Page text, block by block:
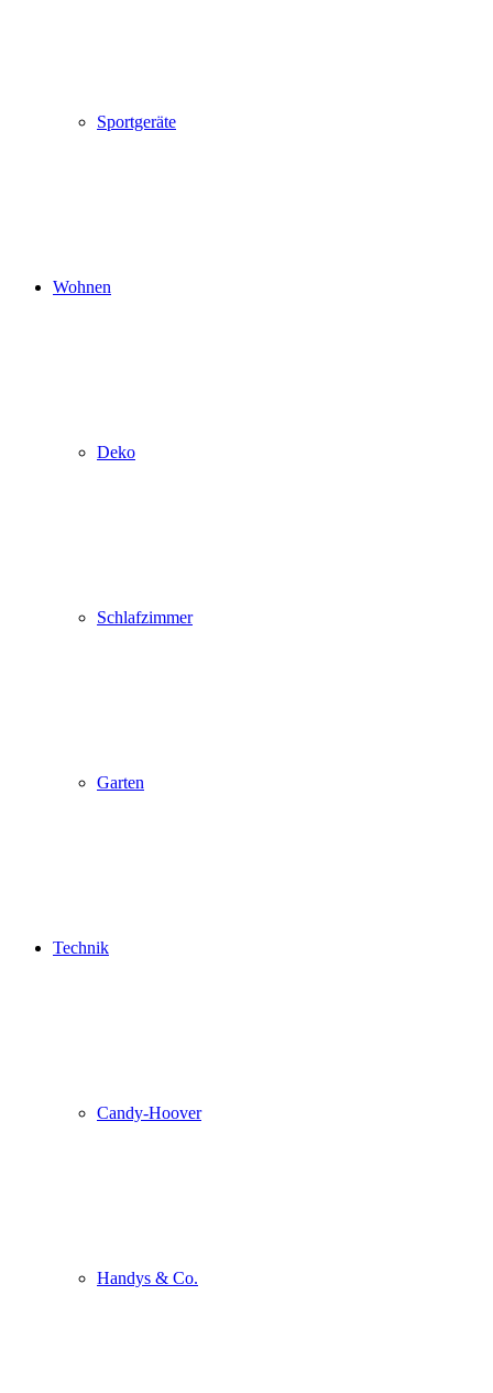
Sportgeräte
Wohnen
Deko
Schlafzimmer
Garten
Technik
Candy-Hoover
Handys & Co.